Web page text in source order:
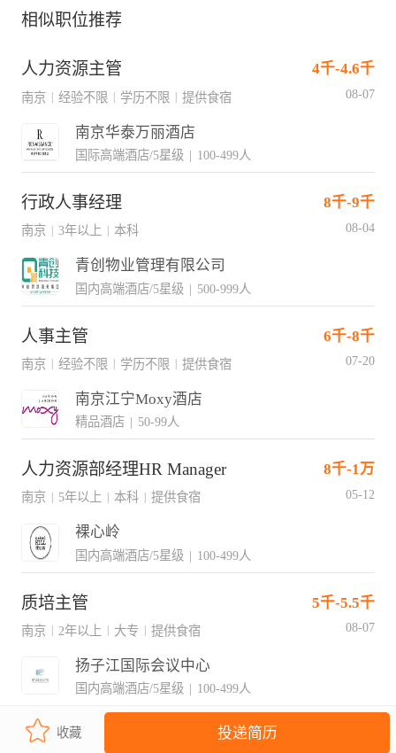
相似职位推荐
人力资源主管 4千-4.6千
南京 经验不限 学历不限 提供食宿 08-07
南京华泰万丽酒店
国际高端酒店/5星级 | 100-499人
行政人事经理 8千-9千
南京 3年以上 本科 08-04
青创物业管理有限公司
国内高端酒店/5星级 | 500-999人
人事主管 6千-8千
南京 经验不限 学历不限 提供食宿 07-20
南京江宁Moxy酒店
精品酒店 | 50-99人
人力资源部经理HR Manager 8千-1万
南京 5年以上 本科 提供食宿 05-12
裸心岭
国内高端酒店/5星级 | 100-499人
质培主管 5千-5.5千
南京 2年以上 大专 提供食宿 08-07
扬子江国际会议中心
国内高端酒店/5星级 | 100-499人
收藏 投递简历